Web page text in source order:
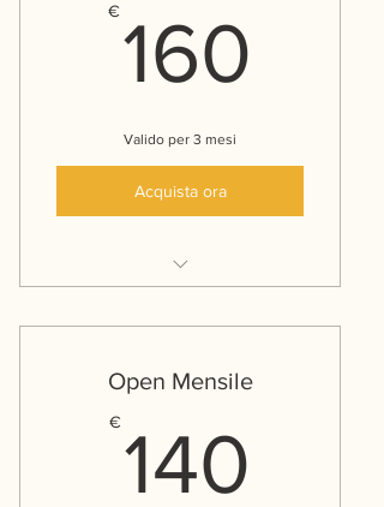
€ 160
Valido per 3 mesi
Acquista ora
nell'arco di tre mesi
Open Mensile
€ 140